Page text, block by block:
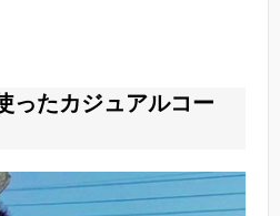
ったカジュアルコー